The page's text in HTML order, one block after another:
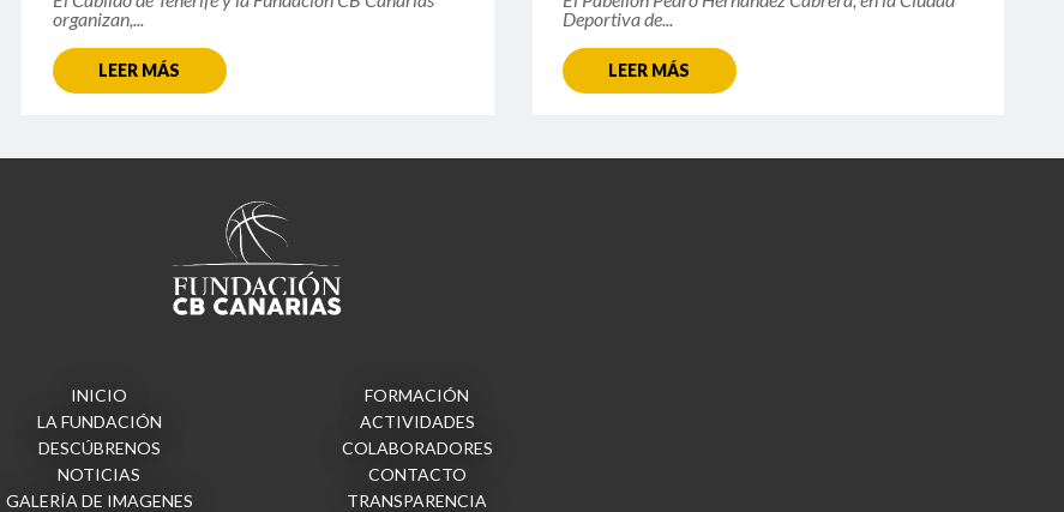
organizan,...
LEER MÁS
Deportiva de...
LEER MÁS
INICIO
FORMACIÓN
LA FUNDACIÓN
ACTIVIDADES
DESCÚBRENOS
COLABORADORES
NOTICIAS
CONTACTO
GALERÍA DE IMAGENES
TRANSPARENCIA